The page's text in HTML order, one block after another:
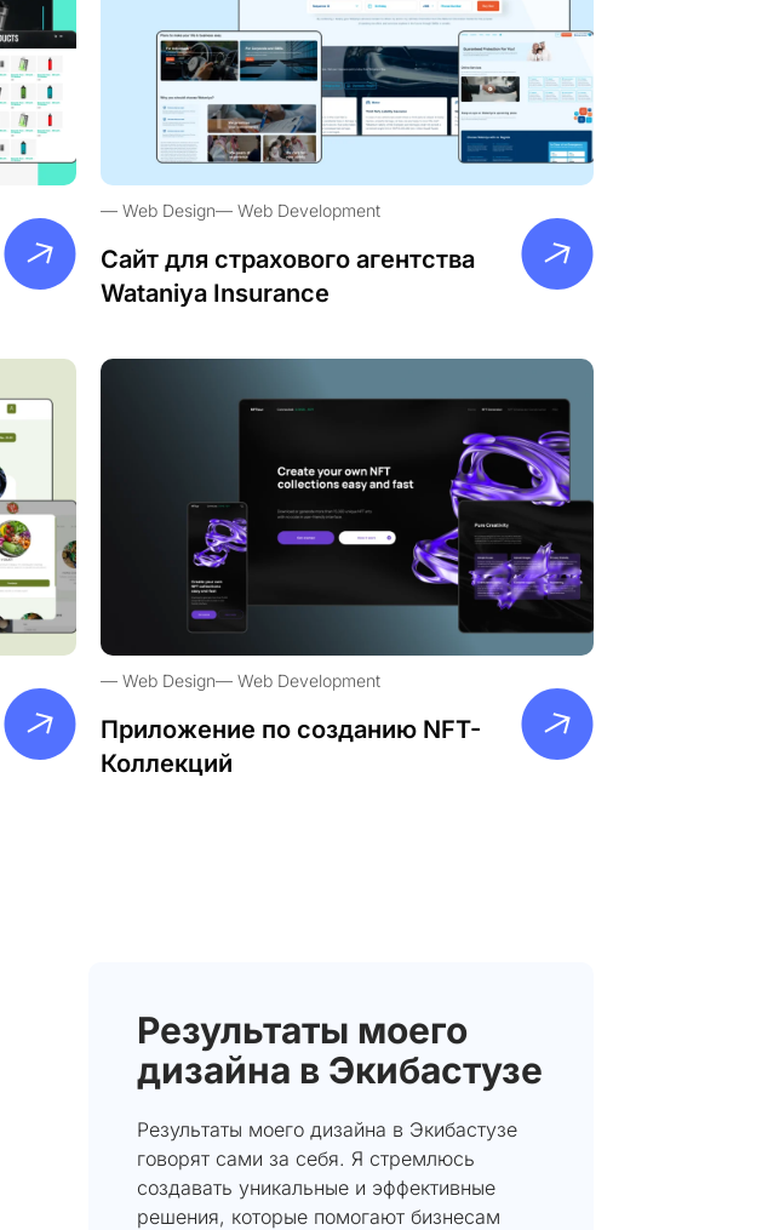
Web Design Web Development
Сайт для страхового агентства
Wataniya Insurance
Web Design Web Development
Приложение по созданию NFT-
Коллекций
Результаты моего
дизайна в Экибастузе
Результаты моего дизайна в Экибастузе
говорят сами за себя. Я стремлюсь
создавать уникальные и эффективные
решения, которые помогают бизнесам